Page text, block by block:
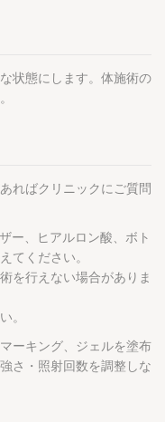
状態にします。体施術の
ればクリニックにご質問
ー、ヒアルロン酸、ボト
てください。
を行えない場合がありま
。
ーキング、ジェルを塗布
さ・照射回数を調整しな